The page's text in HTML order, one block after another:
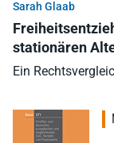
Sarah Glaab
stationären
Ein